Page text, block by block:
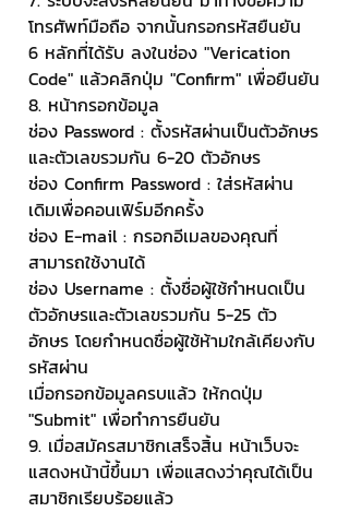
โทรศัพท์มือถือ จากนั้นกรอกรหัสยืนยัน
6 หลักที่ได้รับ ลงในช่อง "Verication
Code" แล้วคลิกปุ่ม "Confirm" เพื่อยืนยัน
8. หน้ากรอกข้อมูล
ช่อง Password : ตั้งรหัสผ่านเป็นตัวอักษร
และตัวเลขรวมกัน 6-20 ตัวอักษร
ช่อง Confirm Password : ใส่รหัสผ่าน
เดิมเพื่อคอนเฟิร์มอีกครั้ง
ช่อง E-mail : กรอกอีเมลของคุณที่
สามารถใช้งานได้
ช่อง Username : ตั้งชื่อผู้ใช้กำหนดเป็น
ตัวอักษรและตัวเลขรวมกัน 5-25 ตัว
อักษร โดยกำหนดชื่อผู้ใช้ห้ามใกล้เคียงกับ
รหัสผ่าน
เมื่อกรอกข้อมูลครบแล้ว ให้กดปุ่ม
"Submit" เพื่อทำการยืนยัน
9. เมื่อสมัครสมาชิกเสร็จสิ้น หน้าเว็บจะ
แสดงหน้านี้ขึ้นมา เพื่อแสดงว่าคุณได้เป็น
สมาชิกเรียบร้อยแล้ว